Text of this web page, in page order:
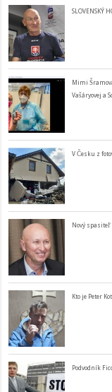
SLOVENSKÝ
Mimi
Vašáryovej a
V Česku z
Nový
Kto je Peter
Podvodník